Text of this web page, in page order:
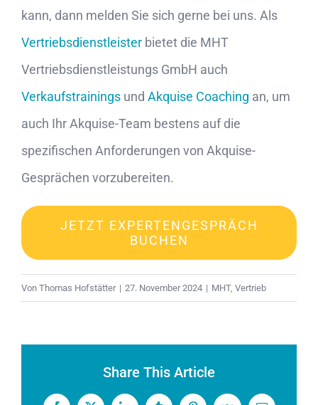
kann, dann melden Sie sich gerne bei uns. Als
Vertriebsdienstleisterbietet die MHT
Vertriebsdienstleistungs GmbH auch
Verkaufstrainingsund Akquise Coaching an, um
auch Ihr Akquise-Team bestens auf die
spezifischen Anforderungen von Akquise-
Gesprächen vorzubereiten.
JETZT EXPERTENGESPRÄCH
BUCHEN
Von Thomas Hofstätter | 27. November 2024 | MHT, Vertrieb
Share This Article